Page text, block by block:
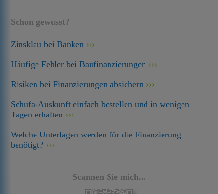
Schon gewusst?
Zinsklau bei Banken
Häufige Fehler bei Baufinanzierungen
Risiken bei Finanzierungen absichern
Schufa-Auskunft einfach bestellen und in wenigen
Tagen erhalten
Welche Unterlagen werden für die Finanzierung
benötigt?
Scannen Sie mich...